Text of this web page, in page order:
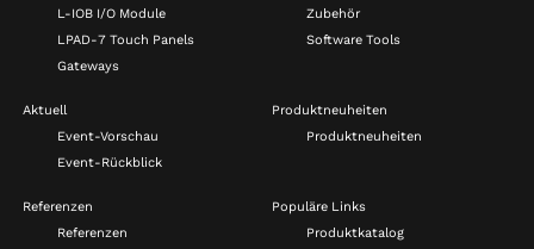
L-IOB I/O Module
LPAD-7 Touch Panels
Gateways
Zubehör
Software Tools
Aktuell
Event-Vorschau
Event-Rückblick
Produktneuheiten
Produktneuheiten
Referenzen
Referenzen
Populäre Links
Produktkatalog